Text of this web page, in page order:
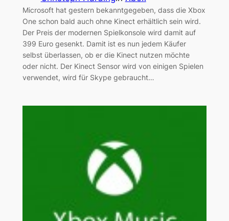
Microsoft hat gestern bekanntgegeben, dass die Xbox
One schon bald auch ohne Kinect erhältlich sein wird.
Der Preis der modernen Spielkonsole wird damit auf
399 Euro gesenkt. Damit ist es nun jedem Käufer
selbst überlassen, ob er die Kinect nutzen möchte
oder nicht. Der Kinect Sensor wird von einigen Spielen
verwendet, wird für Skype gebraucht…